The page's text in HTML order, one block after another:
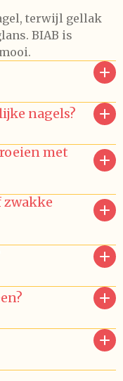
terwijl gellak
BIAB is
nagels?
met
zwakke